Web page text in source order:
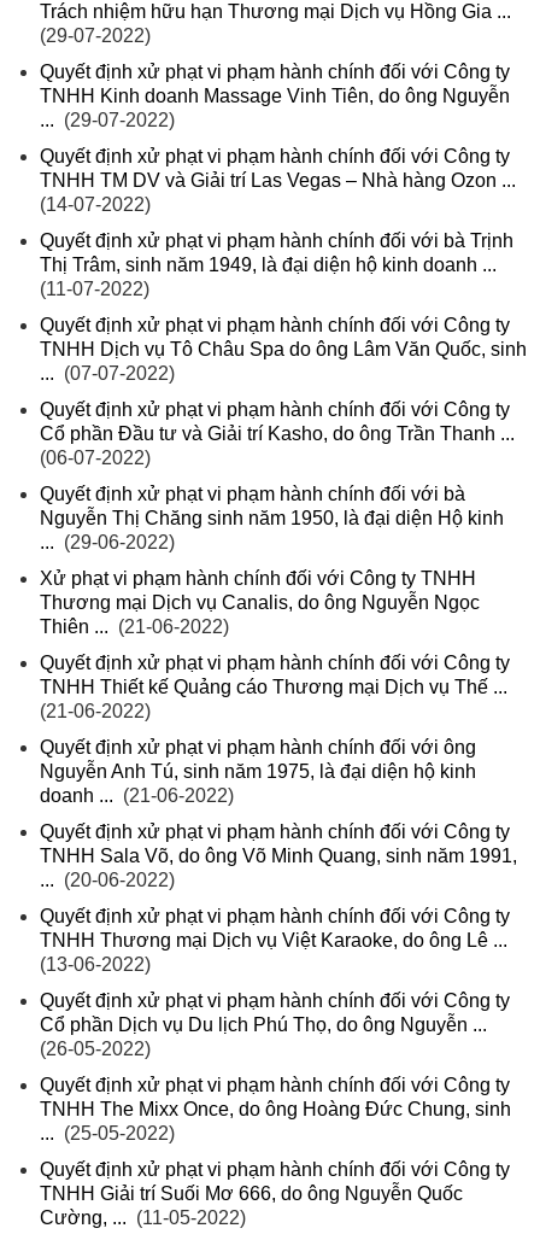
Trách nhiệm hữu hạn Thương mại Dịch vụ Hồng Gia ...
(29-07-2022)
Quyết định xử phạt vi phạm hành chính đối với Công ty
TNHH Kinh doanh Massage Vinh Tiên, do ông Nguyễn
... (29-07-2022)
Quyết định xử phạt vi phạm hành chính đối với Công ty
TNHH TM DV và Giải trí Las Vegas – Nhà hàng Ozon ...
(14-07-2022)
Quyết định xử phạt vi phạm hành chính đối với bà Trịnh
Thị Trâm, sinh năm 1949, là đại diện hộ kinh doanh ...
(11-07-2022)
Quyết định xử phạt vi phạm hành chính đối với Công ty
TNHH Dịch vụ Tô Châu Spa do ông Lâm Văn Quốc, sinh
... (07-07-2022)
Quyết định xử phạt vi phạm hành chính đối với Công ty
Cổ phần Đầu tư và Giải trí Kasho, do ông Trần Thanh ...
(06-07-2022)
Quyết định xử phạt vi phạm hành chính đối với bà
Nguyễn Thị Chăng sinh năm 1950, là đại diện Hộ kinh
... (29-06-2022)
Xử phạt vi phạm hành chính đối với Công ty TNHH
Thương mại Dịch vụ Canalis, do ông Nguyễn Ngọc
Thiên ... (21-06-2022)
Quyết định xử phạt vi phạm hành chính đối với Công ty
TNHH Thiết kế Quảng cáo Thương mại Dịch vụ Thế ...
(21-06-2022)
Quyết định xử phạt vi phạm hành chính đối với ông
Nguyễn Anh Tú, sinh năm 1975, là đại diện hộ kinh
doanh ... (21-06-2022)
Quyết định xử phạt vi phạm hành chính đối với Công ty
TNHH Sala Võ, do ông Võ Minh Quang, sinh năm 1991,
... (20-06-2022)
Quyết định xử phạt vi phạm hành chính đối với Công ty
TNHH Thương mại Dịch vụ Việt Karaoke, do ông Lê ...
(13-06-2022)
Quyết định xử phạt vi phạm hành chính đối với Công ty
Cổ phần Dịch vụ Du lịch Phú Thọ, do ông Nguyễn ...
(26-05-2022)
Quyết định xử phạt vi phạm hành chính đối với Công ty
TNHH The Mixx Once, do ông Hoàng Đức Chung, sinh
... (25-05-2022)
Quyết định xử phạt vi phạm hành chính đối với Công ty
TNHH Giải trí Suối Mơ 666, do ông Nguyễn Quốc
Cường, ... (11-05-2022)